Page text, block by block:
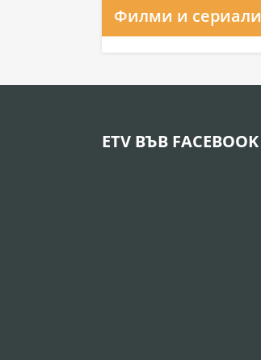
Филми и сериали
ETV ВЪВ FACEBOOK